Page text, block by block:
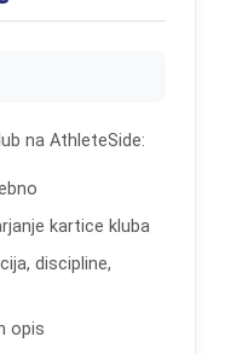
na AthleteSide:
kartice kluba
discipline,
opis